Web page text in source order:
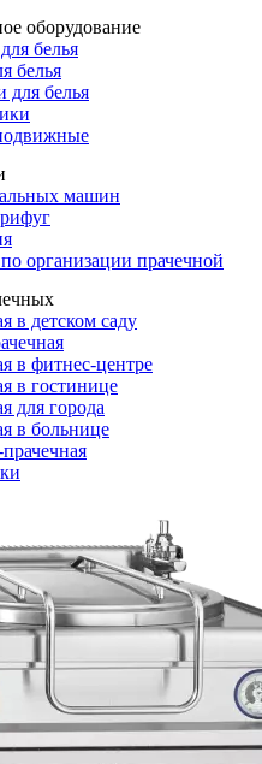
оборудование
белья
белья
для белья
машин
организации прачечной
в детском саду
в фитнес-центре
в гостинице
для города
в больнице